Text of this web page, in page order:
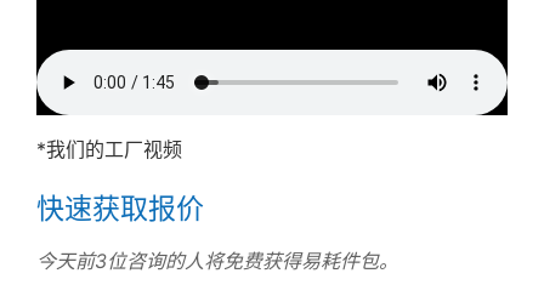
*我们的工厂视频
快速获取报价
今天前3位咨询的人将免费获得易耗件包。